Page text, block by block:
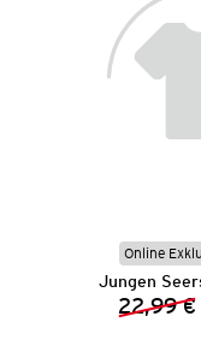
Online
Jungen
22,99 €